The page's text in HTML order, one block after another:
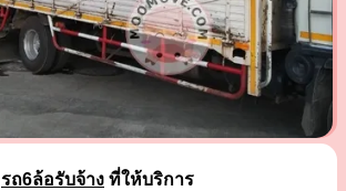
รถ6ล้อรับจ้าง ที่ให้บริการ